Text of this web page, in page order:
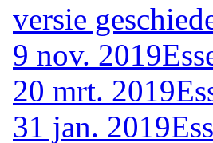
versie
9 nov. 2019
20 mrt. 2019
31 jan. 2019